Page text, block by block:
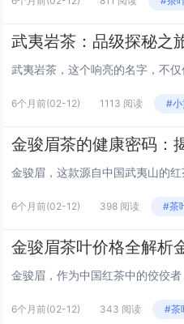
6个月前(02-12) 1113 阅读 #小
6个月前(02-12) 398 阅读 #茶
金骏眉茶叶价格全解析
6个月前(02-12) 343 阅读 #茶